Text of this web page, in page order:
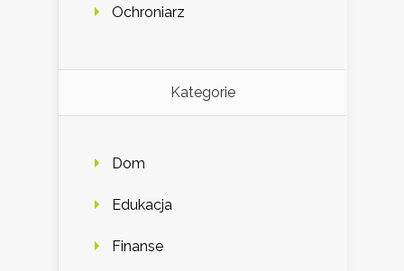
Ochroniarz
Kategorie
Dom
Edukacja
Finanse